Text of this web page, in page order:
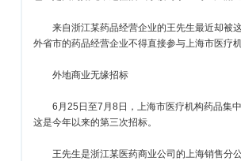
来自浙江某药品经营企业的王先生最近却被这
外省市的药品经营企业不得直接参与上海市医疗
外地商业无缘招标
6月25日至7月8日，上海市医疗机构药品集中
这是今年以来的第三次招标。
王先生是浙江某医药商业公司的上海销售分公